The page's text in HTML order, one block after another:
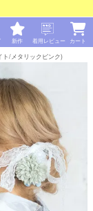
新作 着用レビュー カート
/メタリックピンク)